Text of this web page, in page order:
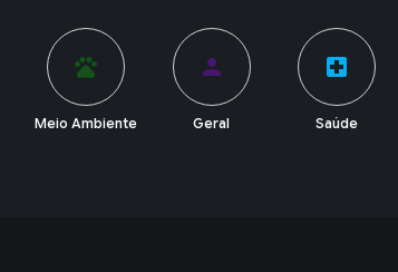
pets
Meio Ambiente
person
Geral
local_hospital
Saúde